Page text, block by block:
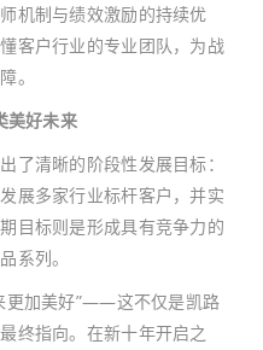
机制与绩效激励的持续优
客户行业的专业团队，为战
。
美好未来
了清晰的阶段性发展目标：
展多家行业标杆客户，并实
目标则是形成具有竞争力的
系列。
更加美好”——这不仅是凯路
终指向。在新十年开启之